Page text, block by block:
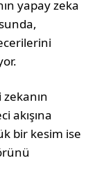
yapay zeka
zekanın
akışına
bir kesim ise